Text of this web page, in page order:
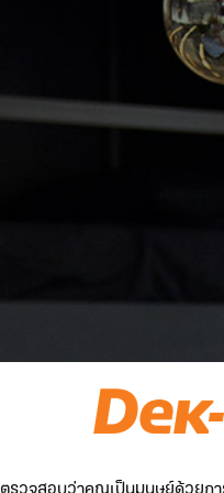
ตรวจสอบว่าคุณเป็นมนุษย์ด้วยกา